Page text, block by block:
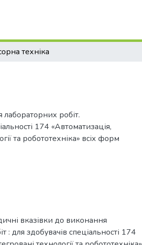
техніка
лабораторних робіт.
174 «Автоматизація,
та робототехніка» всіх форм
вказівки до виконання
: для здобувачів спеціальності 174